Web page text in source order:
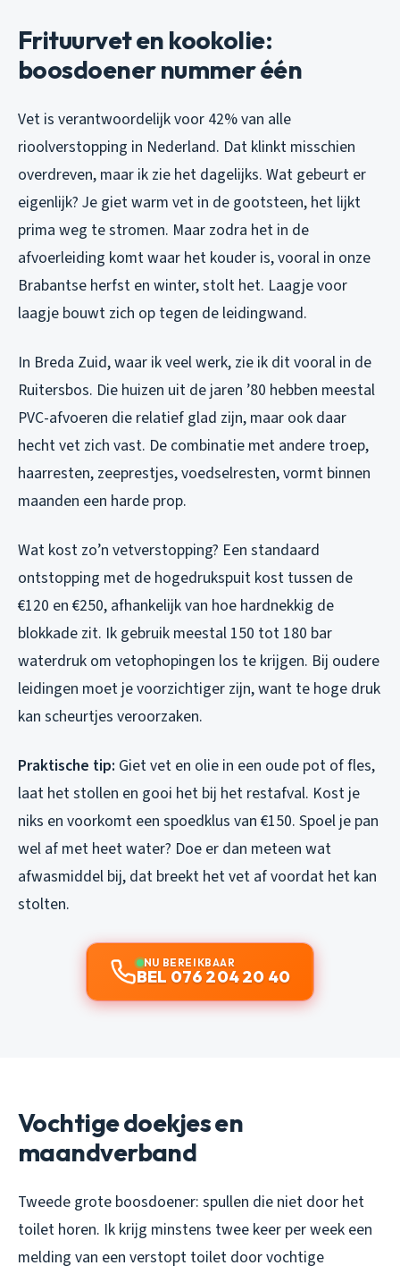
Frituurvet en kookolie:
boosdoener nummer één
Vet is verantwoordelijk voor 42% van alle
rioolverstopping in Nederland. Dat klinkt misschien
overdreven, maar ik zie het dagelijks. Wat gebeurt er
eigenlijk? Je giet warm vet in de gootsteen, het lijkt
prima weg te stromen. Maar zodra het in de
afvoerleiding komt waar het kouder is, vooral in onze
Brabantse herfst en winter, stolt het. Laagje voor
laagje bouwt zich op tegen de leidingwand.
In Breda Zuid, waar ik veel werk, zie ik dit vooral in de
Ruitersbos. Die huizen uit de jaren ’80 hebben meestal
PVC-afvoeren die relatief glad zijn, maar ook daar
hecht vet zich vast. De combinatie met andere troep,
haarresten, zeeprestjes, voedselresten, vormt binnen
maanden een harde prop.
Wat kost zo’n vetverstopping? Een standaard
ontstopping met de hogedrukspuit kost tussen de
€120 en €250, afhankelijk van hoe hardnekkig de
blokkade zit. Ik gebruik meestal 150 tot 180 bar
waterdruk om vetophopingen los te krijgen. Bij oudere
leidingen moet je voorzichtiger zijn, want te hoge druk
kan scheurtjes veroorzaken.
Praktische tip: Giet vet en olie in een oude pot of fles,
laat het stollen en gooi het bij het restafval. Kost je
niks en voorkomt een spoedklus van €150. Spoel je pan
wel af met heet water? Doe er dan meteen wat
afwasmiddel bij, dat breekt het vet af voordat het kan
stolten.
NU BEREIKBAAR
BEL 076 204 20 40
Vochtige doekjes en
maandverband
Tweede grote boosdoener: spullen die niet door het
toilet horen. Ik krijg minstens twee keer per week een
melding van een verstopt toilet door vochtige